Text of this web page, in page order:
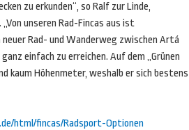
zu erkunden“, so Ralf zur Linde,
unseren Rad-Fincas aus ist
neuer Rad- und Wanderweg zwischen Artá
einfach zu erreichen. Auf dem „Grünen
kaum Höhenmeter, weshalb er sich bestens
html/fincas/Radsport-Optionen